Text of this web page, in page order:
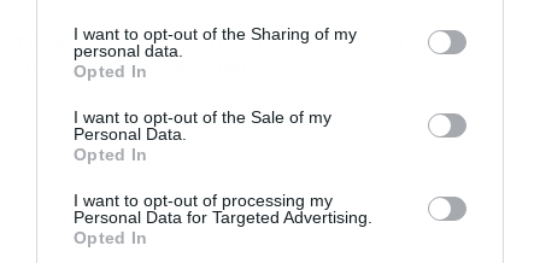
I want to opt-out of the Sharing of my
personal data.
Opted In
I want to opt-out of the Sale of my
Personal Data.
Opted In
I want to opt-out of processing my
Personal Data for Targeted Advertising.
Opted In
ΑΛΕΞΑΝΔΡΟΥΠΟΛΗ ΘΕΣΣΑΛΟΝΙΚΗ
ΟΣΕ
ΣΙΔΗΡΟΔΡΟΜΟΣ